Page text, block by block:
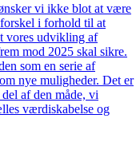
vi ikke blot at være
i forhold til at
vores udvikling af
mod 2025 skal sikre.
som en serie af
nye muligheder. Det er
af den måde, vi
værdiskabelse og